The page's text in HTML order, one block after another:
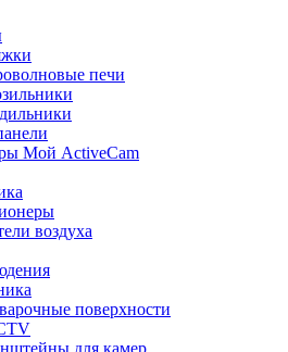
печи
Мой ActiveCam
воздуха
поверхности
для камер